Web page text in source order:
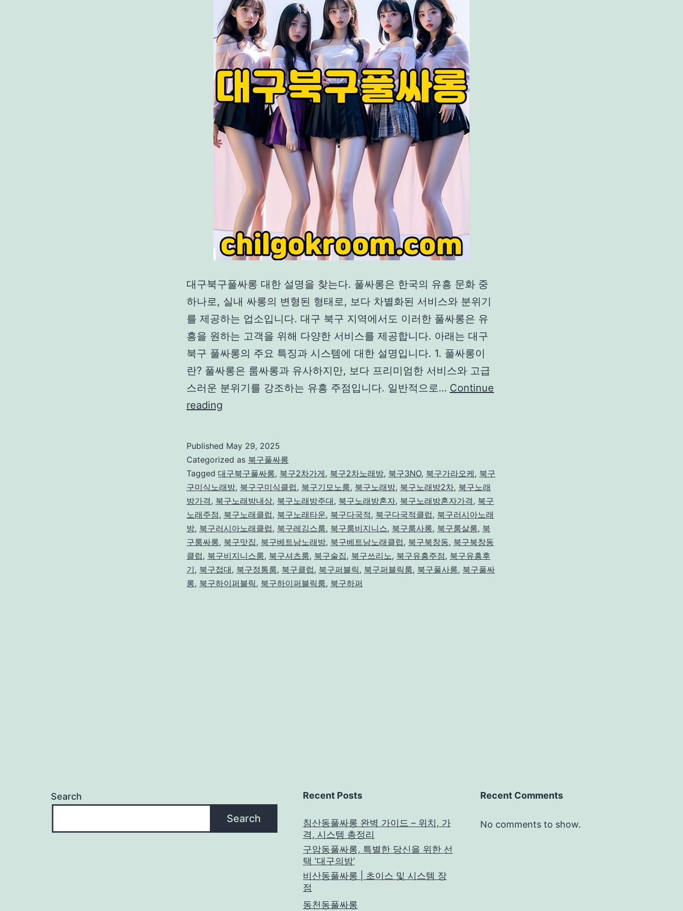
대구북구풀싸롱 대한 설명을 찾는다. 풀싸롱은 한국의 유흥 문화 중
하나로, 실내 싸롱의 변형된 형태로, 보다 차별화된 서비스와 분위기
를 제공하는 업소입니다. 대구 북구 지역에서도 이러한 풀싸롱은 유
흥을 원하는 고객을 위해 다양한 서비스를 제공합니다. 아래는 대구
북구 풀싸롱의 주요 특징과 시스템에 대한 설명입니다. 1. 풀싸롱이
란? 풀싸롱은 룸싸롱과 유사하지만, 보다 프리미엄한 서비스와 고급
스러운 분위기를 강조하는 유흥 주점입니다. 일반적으로… Continue
reading
구
풀
싸
롱
Published May 29, 2025
Categorized as 북구풀싸롱
Tagged 대구북구풀싸롱, 북구2차가게, 북구2차노래방, 북구3NO, 북구가라오케, 북구
구미식노래방, 북구구미식클럽, 북구기모노룸, 북구노래방, 북구노래방2차, 북구노래
방가격, 북구노래방내상, 북구노래방주대, 북구노래방혼자, 북구노래방혼자가격, 북구
노래주점, 북구노래클럽, 북구노래타운, 북구다국적, 북구다국적클럽, 북구러시아노래
방, 북구러시아노래클럽, 북구레깅스룸, 북구룸비지니스, 북구룸사롱, 북구룸살롱, 북
구룸싸롱, 북구맛집, 북구베트남노래방, 북구베트남노래클럽, 북구북창동, 북구북창동
클럽, 북구비지니스룸, 북구셔츠룸, 북구술집, 북구쓰리노, 북구유흥주점, 북구유흥후
기, 북구접대, 북구정통룸, 북구클럽, 북구퍼블릭, 북구퍼블릭룸, 북구풀사롱, 북구풀싸
롱, 북구하이퍼블릭, 북구하이퍼블릭룸, 북구하퍼
Search
Search
Recent Posts
침산동풀싸롱 완벽 가이드 – 위치, 가
격, 시스템 총정리
구암동풀싸롱, 특별한 당신을 위한 선
택 ‘대구의밤’
비산동풀싸롱 | 초이스 및 시스템 장
점
동천동풀싸롱
Recent Comments
No comments to show.